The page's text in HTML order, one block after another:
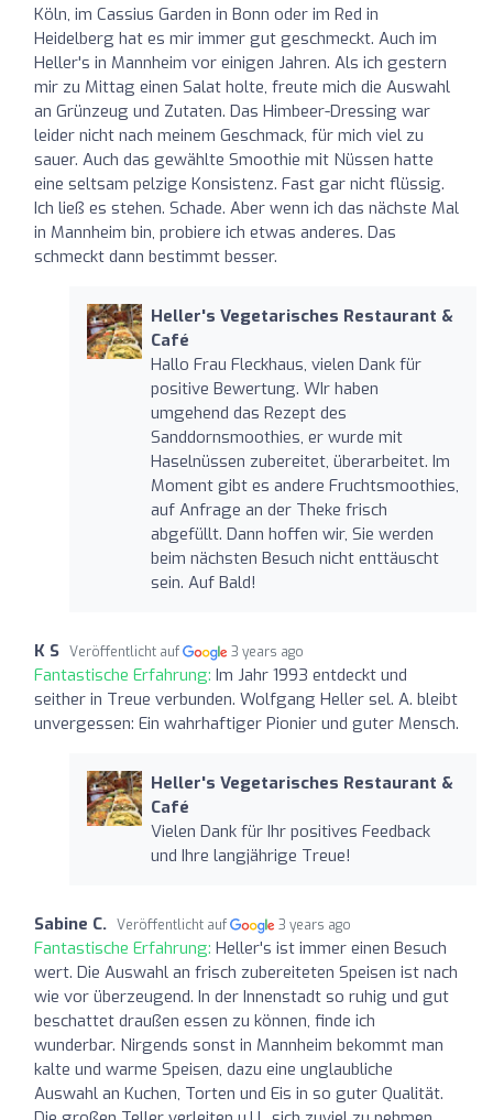
Köln, im Cassius Garden in Bonn oder im Red in
Heidelberg hat es mir immer gut geschmeckt. Auch im
Heller's in Mannheim vor einigen Jahren. Als ich gestern
mir zu Mittag einen Salat holte, freute mich die Auswahl
an Grünzeug und Zutaten. Das Himbeer-Dressing war
leider nicht nach meinem Geschmack, für mich viel zu
sauer. Auch das gewählte Smoothie mit Nüssen hatte
eine seltsam pelzige Konsistenz. Fast gar nicht flüssig.
Ich ließ es stehen. Schade. Aber wenn ich das nächste Mal
in Mannheim bin, probiere ich etwas anderes. Das
schmeckt dann bestimmt besser.
Heller's Vegetarisches Restaurant &
Café
Hallo Frau Fleckhaus, vielen Dank für
positive Bewertung. WIr haben
umgehend das Rezept des
Sanddornsmoothies, er wurde mit
Haselnüssen zubereitet, überarbeitet. Im
Moment gibt es andere Fruchtsmoothies,
auf Anfrage an der Theke frisch
abgefüllt. Dann hoffen wir, Sie werden
beim nächsten Besuch nicht enttäuscht
sein. Auf Bald!
K S Veröffentlicht auf 3 years ago
Fantastische Erfahrung: Im Jahr 1993 entdeckt und
seither in Treue verbunden. Wolfgang Heller sel. A. bleibt
unvergessen: Ein wahrhaftiger Pionier und guter Mensch.
Heller's Vegetarisches Restaurant &
Café
Vielen Dank für Ihr positives Feedback
und Ihre langjährige Treue!
Sabine C. Veröffentlicht auf 3 years ago
Fantastische Erfahrung: Heller's ist immer einen Besuch
wert. Die Auswahl an frisch zubereiteten Speisen ist nach
wie vor überzeugend. In der Innenstadt so ruhig und gut
beschattet draußen essen zu können, finde ich
wunderbar. Nirgends sonst in Mannheim bekommt man
kalte und warme Speisen, dazu eine unglaubliche
Auswahl an Kuchen, Torten und Eis in so guter Qualität.